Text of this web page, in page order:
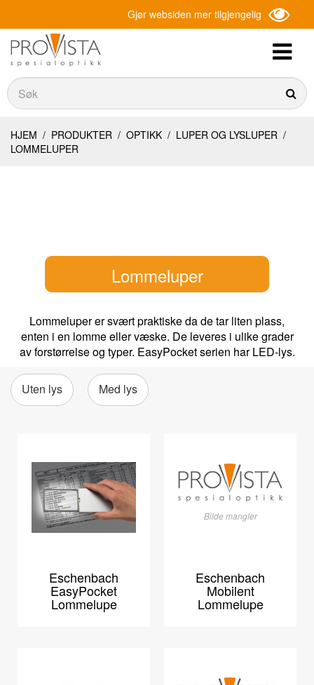
Gjør websiden mer tilgjengelig
Søk
Søk
HJEM / PRODUKTER / OPTIKK / LUPER OG LYSLUPER /
LOMMELUPER
Lommeluper
Lommeluper er svært praktiske da de tar liten plass,
enten i en lomme eller væske. De leveres i ulike grader
av forstørrelse og typer. EasyPocket serien har LED-lys.
Uten lys Med lys
Eschenbach
EasyPocket
Lommelupe
Bilde mangler
Eschenbach
Mobilent
Lommelupe